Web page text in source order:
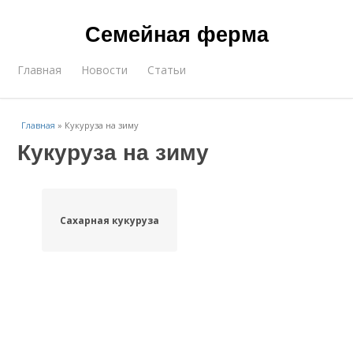
Семейная ферма
Главная Новости Статьи
Главная » Кукуруза на зиму
Кукуруза на зиму
Сахарная кукуруза